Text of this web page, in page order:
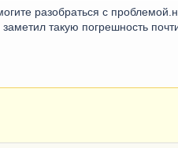
разобраться с
такую погрешность